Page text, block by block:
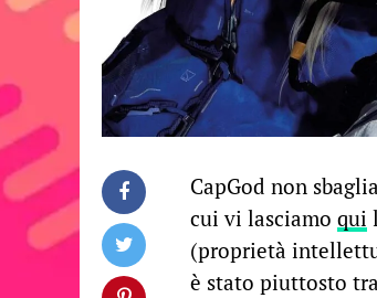
CapGod non
cui vi lasciamo qui
(proprietà
è stato piuttosto